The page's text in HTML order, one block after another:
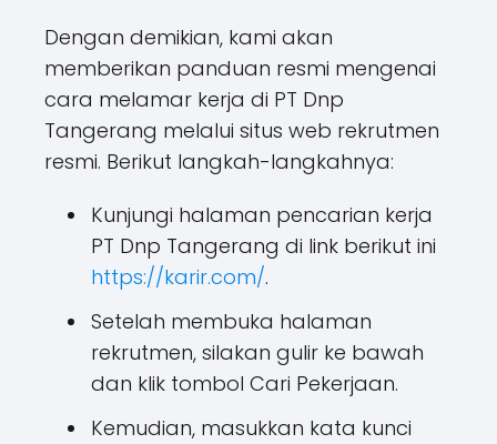
Dengan demikian, kami akan
memberikan panduan resmi mengenai
cara melamar kerja di PT Dnp
Tangerang melalui situs web rekrutmen
resmi. Berikut langkah-langkahnya:
Kunjungi halaman pencarian kerja
PT Dnp Tangerang di link berikut ini
https://karir.com/.
Setelah membuka halaman
rekrutmen, silakan gulir ke bawah
dan klik tombol Cari Pekerjaan.
Kemudian, masukkan kata kunci